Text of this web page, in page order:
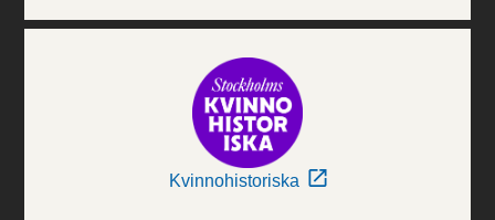
Kvinnohistoriska